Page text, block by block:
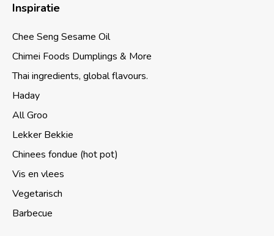
Inspiratie
Chee Seng Sesame Oil
Chimei Foods Dumplings & More
Thai ingredients, global flavours.
Haday
All Groo
Lekker Bekkie
Chinees fondue (hot pot)
Vis en vlees
Vegetarisch
Barbecue